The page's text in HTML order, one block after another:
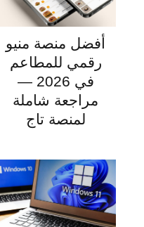
أفضل منصة منيو
رقمي للمطاعم
في 2026 —
مراجعة شاملة
لمنصة تاج